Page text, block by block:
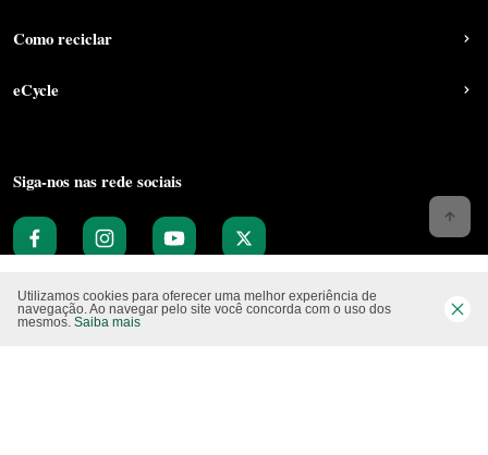
Como reciclar
eCycle
Siga-nos nas rede sociais
Website CO2 neutro
Utilizamos cookies para oferecer uma melhor experiência de
navegação. Ao navegar pelo site você concorda com o uso dos
mesmos. Saiba mais